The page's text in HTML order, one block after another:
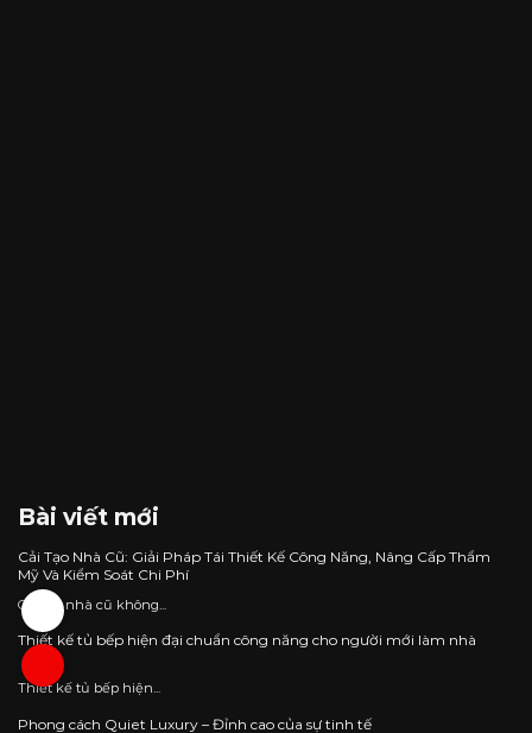
Bài viết mới
Cải Tạo Nhà Cũ: Giải Pháp Tái Thiết Kế Công Năng, Nâng Cấp Thẩm
Mỹ Và Kiểm Soát Chi Phí
Cải tạo nhà cũ không...
Thiết kế tủ bếp hiện đại chuẩn công năng cho người mới làm nhà
Thiết kế tủ bếp hiện...
Phong cách Quiet Luxury – Đỉnh cao của sự tinh tế